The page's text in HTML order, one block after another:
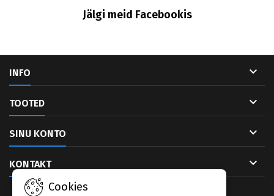
Jälgi meid Facebookis
INFO 
TOOTED 
SINU KONTO 
KONTAKT 
Cookies